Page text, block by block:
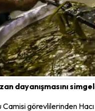
dayanışmasını
görevlilerinden